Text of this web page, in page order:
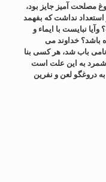
مصلحت آمیز جایز بود،
استعداد نداشت که بفهمد
نبایست با ایماء و
باشد؟ خداوند می
باب شد، هر کسی بنا
به این علت است
دروغگو لعن و نفرین